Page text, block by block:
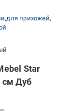
для прихожей
Star
см Дуб